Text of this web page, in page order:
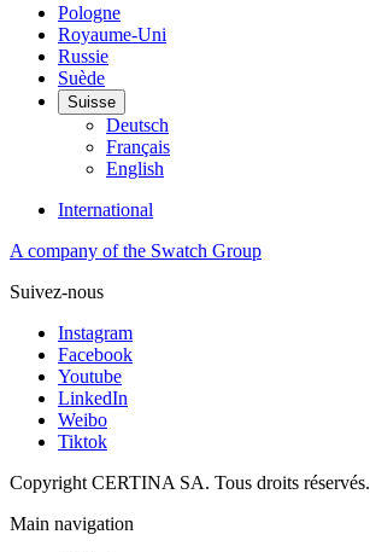
Pologne
Royaume-Uni
Russie
Suède
Suisse
Deutsch
Français
English
International
A company of the Swatch Group
Suivez-nous
Instagram
Facebook
Youtube
LinkedIn
Weibo
Tiktok
Copyright CERTINA SA. Tous droits réservés.
Main navigation